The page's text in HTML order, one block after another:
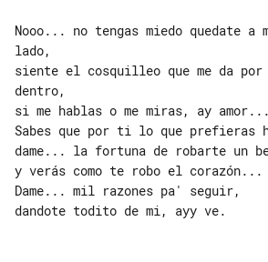
Nooo... no tengas miedo quedate a
lado,
siente el cosquilleo que me da por
dentro,
si me hablas o me miras, ay amor...
Sabes que por ti lo que prefieras
dame... la fortuna de robarte un
y verás como te robo el corazón...
Dame... mil razones pa' seguir,
dandote todito de mi, ayy ve.